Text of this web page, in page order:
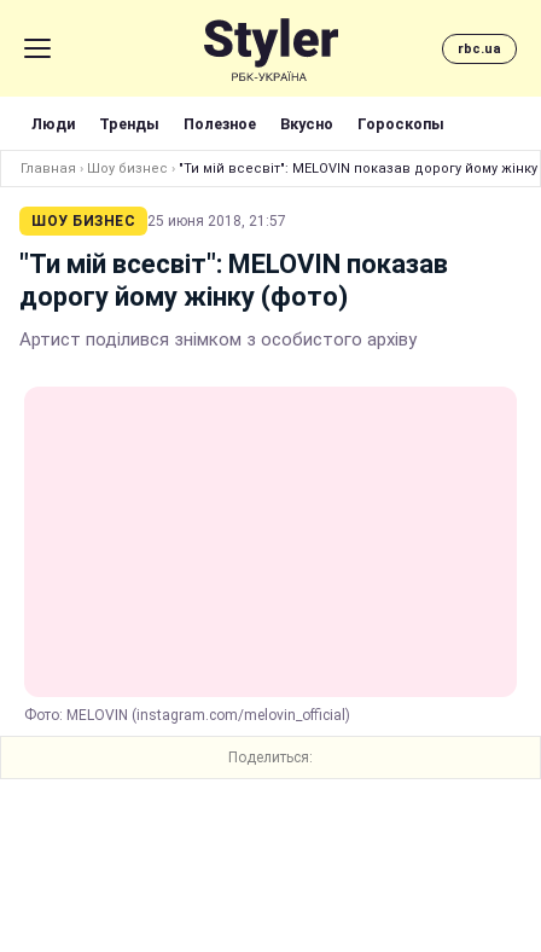
rbc.ua
Люди Тренды Полезное Вкусно Гороскопы
Главная › Шоу бизнес › "Ти мій всесвіт": MELOVIN показав дорогу йому
ШОУ БИЗНЕС 25 июня 2018, 21:57
"Ти мій всесвіт": MELOVIN показав
дорогу йому жінку (фото)
Артист поділився знімком з особистого архіву
Фото: MELOVIN (instagram.com/melovin_official)
Поделиться: